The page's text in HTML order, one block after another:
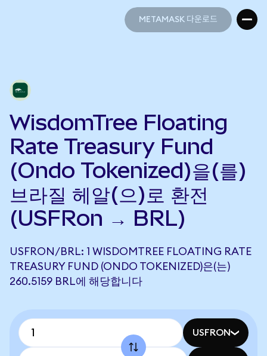
METAMASK 다운로드
WisdomTree Floating
Rate Treasury Fund
(Ondo Tokenized)을(를)
브라질 헤알(으)로 환전
(USFRon → BRL)
USFRON/BRL: 1 WISDOMTREE FLOATING RATE
TREASURY FUND (ONDO TOKENIZED)은(는)
260.5159 BRL에 해당합니다
USFRON